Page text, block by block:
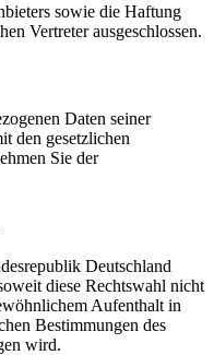
sowie die Haftung
Vertreter ausgeschlossen.
Daten seiner
den gesetzlichen
Sie der
Deutschland
diese Rechtswahl nicht
Aufenthalt in
Bestimmungen des
wird.